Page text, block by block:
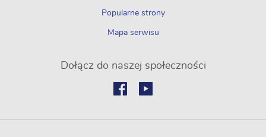
Popularne strony
Mapa serwisu
Dołącz do naszej społeczności